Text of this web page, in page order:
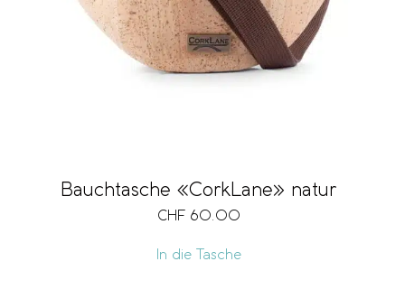
Bauchtasche «CorkLane» natur
CHF 60.00
In die Tasche